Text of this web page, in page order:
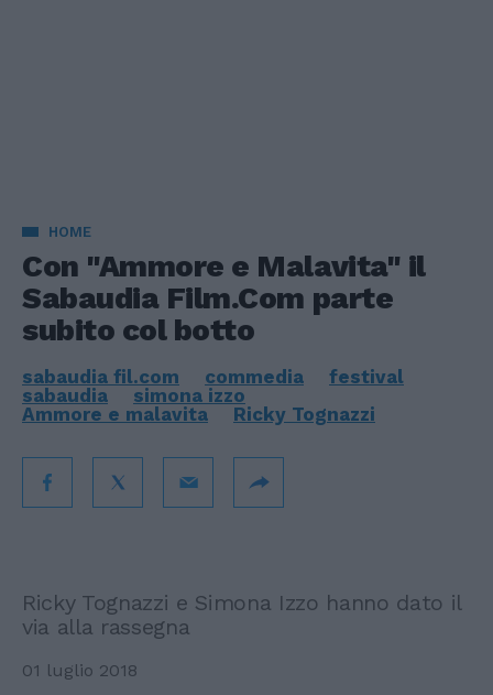
HOME
Con "Ammore e Malavita" il
Sabaudia Film.Com parte
subito col botto
sabaudia fil.com commedia
festival
sabaudia
simona izzo
Ammore e malavita
Ricky Tognazzi
Ricky Tognazzi e Simona Izzo hanno dato il
via alla rassegna
01 luglio 2018